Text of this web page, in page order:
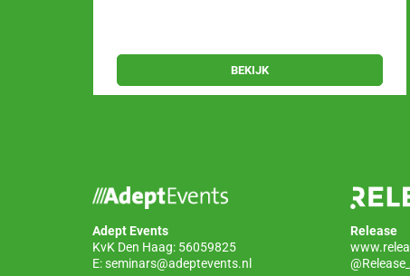
BEKIJK
Adept Events
KvK Den Haag: 56059825
E:seminars@adeptevents.nl
Release